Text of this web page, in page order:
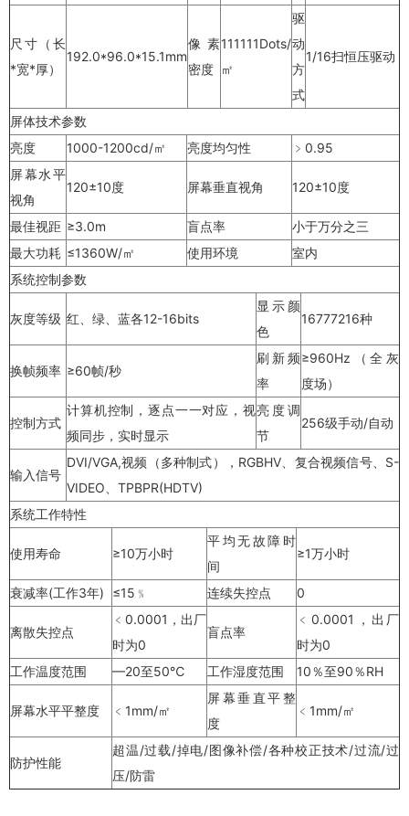
尺寸（长
*宽*厚）
192.0*96.0*15.1mm
像素
密度
111111Dots/
㎡
驱
动
方
式
1/16扫恒压驱动
屏体技术参数
亮度
1000-1200cd/㎡ 亮度均匀性
﹥0.95
屏幕水平
视角
120±10度 屏幕垂直视角 120±10度
最佳视距 ≥3.0m 盲点率
小于万分之三
最大功耗 ≤1360W/㎡ 使用环境
室内
系统控制参数
灰度等级 红、绿、蓝各12-16bits
显示颜
色
16777216种
换帧频率 ≥60帧/秒
刷新频
率
≥960Hz（全灰
度场）
控制方式
计算机控制，逐点一一对应，视
频同步，实时显示
亮度调
节
256级手动/自动
输入信号
DVI/VGA,视频（多种制式），RGBHV、复合视频信号、S-
VIDEO、TPBPR(HDTV)
系统工作特性
使用寿命 ≥10万小时
平均无故障时
间
≥1万小时
衰减率(工作3年) ≤15﹪ 连续失控点 0
离散失控点
﹤0.0001，出厂
时为0
盲点率
﹤0.0001，出厂
时为0
工作温度范围
—20至50℃ 工作湿度范围 10％至90％RH
屏幕水平平整度 ﹤1mm/㎡
屏幕垂直平整
度
﹤1mm/㎡
防护性能
超温/过载/掉电/图像补偿/各种校正技术/过流/过
压/防雷